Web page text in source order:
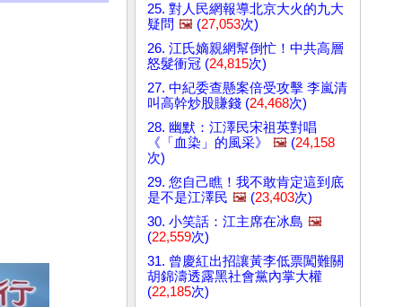
25. 對人民網報導北京大火的九大
疑問 🖼️ (27,053次)
26. 江氏嫡親網幫倒忙！中共高層
怒髮衝冠 (24,815次)
27. 中紀委查懸案倍受攻擊 李嵐清
叫高幹炒股賺錢 (24,468次)
28. 幽默：江澤民宋祖英對唱
《「血染」的風采》
🖼️ (24,158
次)
29. 您自己瞧！我不敢肯定這到底
是不是江澤民 🖼️ (23,403次)
30. 小笑話：江主席在冰島 🖼️
(22,559次)
31. 曾慶紅出招讓黃李低票闖難關
胡錦濤透露黑社會黨內掌大權
(22,185次)